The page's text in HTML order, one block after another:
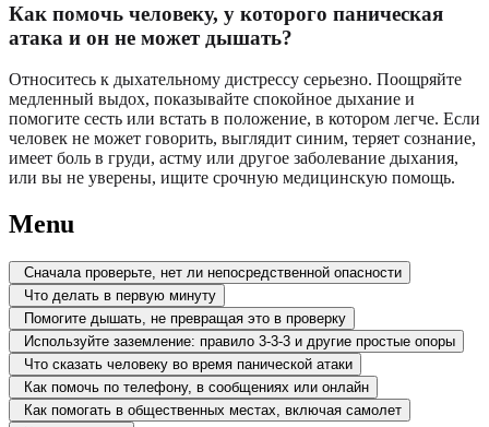
Как помочь человеку, у которого паническая
атака и он не может дышать?
Относитесь к дыхательному дистрессу серьезно. Поощряйте
медленный выдох, показывайте спокойное дыхание и
помогите сесть или встать в положение, в котором легче. Если
человек не может говорить, выглядит синим, теряет сознание,
имеет боль в груди, астму или другое заболевание дыхания,
или вы не уверены, ищите срочную медицинскую помощь.
Menu
Сначала проверьте, нет ли непосредственной опасности
Что делать в первую минуту
Помогите дышать, не превращая это в проверку
Используйте заземление: правило 3-3-3 и другие простые опоры
Что сказать человеку во время панической атаки
Как помочь по телефону, в сообщениях или онлайн
Как помогать в общественных местах, включая самолет